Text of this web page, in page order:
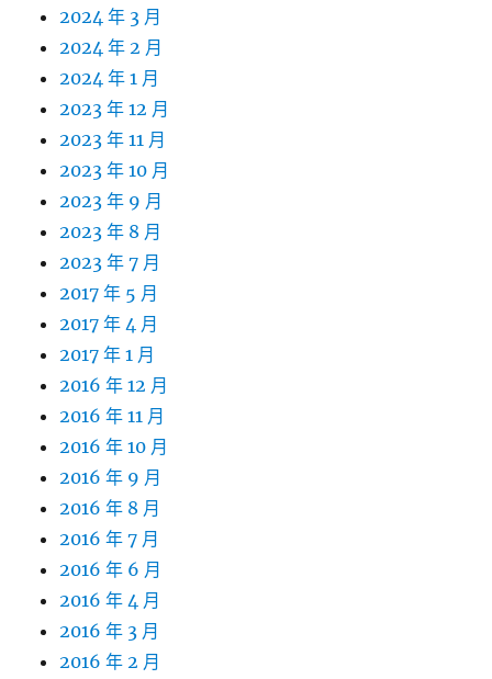
2024 年 3 月
2024 年 2 月
2024 年 1 月
2023 年 12 月
2023 年 11 月
2023 年 10 月
2023 年 9 月
2023 年 8 月
2023 年 7 月
2017 年 5 月
2017 年 4 月
2017 年 1 月
2016 年 12 月
2016 年 11 月
2016 年 10 月
2016 年 9 月
2016 年 8 月
2016 年 7 月
2016 年 6 月
2016 年 4 月
2016 年 3 月
2016 年 2 月